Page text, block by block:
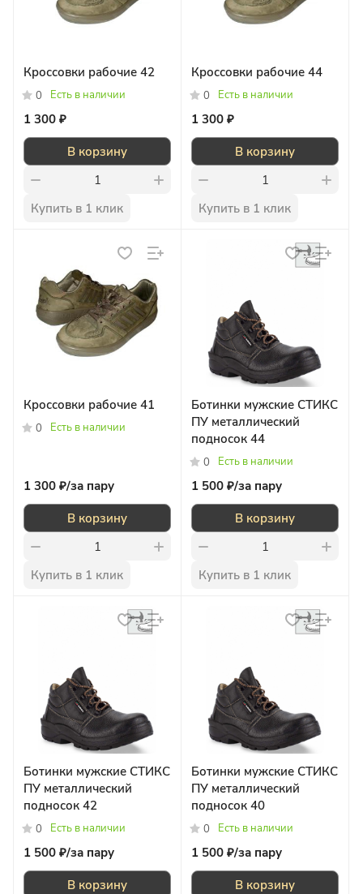
Кроссовки рабочие 42
0 Есть в наличии
1 300 ₽
В корзину
Купить в 1 клик
Кроссовки рабочие 44
0 Есть в наличии
1 300 ₽
В корзину
Купить в 1 клик
Кроссовки рабочие 41
0 Есть в наличии
1 300 ₽/за пару
В корзину
Купить в 1 клик
Ботинки мужские СТИКС
ПУ металлический
подносок 44
0 Есть в наличии
1 500 ₽/за пару
В корзину
Купить в 1 клик
Ботинки мужские СТИКС
ПУ металлический
подносок 42
0 Есть в наличии
1 500 ₽/за пару
В корзину
Ботинки мужские СТИКС
ПУ металлический
подносок 40
0 Есть в наличии
1 500 ₽/за пару
В корзину